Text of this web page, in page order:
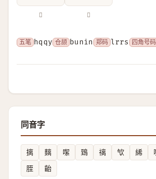
𥄏 𥉍
五笔 hqqy 仓颉 bunin 郑码 lrrs 四角号码
同音字
摛 麶 噄 鵄 䄜 㰟 絺
胵
齝